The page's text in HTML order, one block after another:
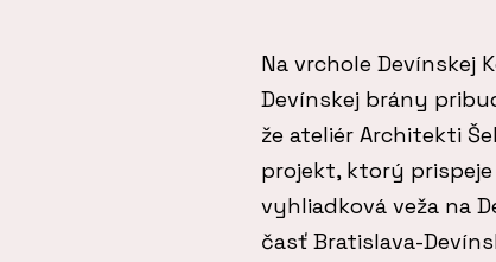
Na vrchole Devínskej
Devínskej brány
že ateliér Architekti
projekt, ktorý
vyhliadková veža na
časť Bratislava-